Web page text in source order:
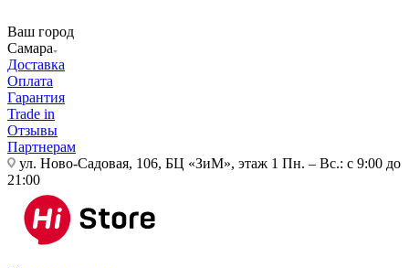
Ваш город
Самара
Доставка
Оплата
Гарантия
Trade in
Отзывы
Партнерам
ул. Ново-Садовая, 106, БЦ «ЗиМ», этаж 1 Пн. – Вс.: с 9:00 до
21:00